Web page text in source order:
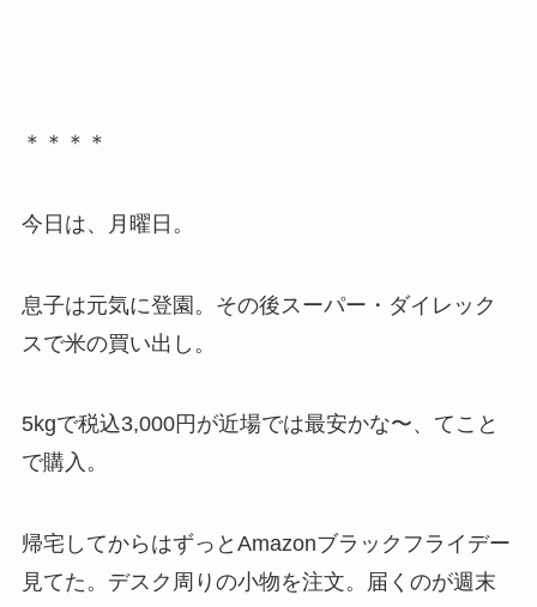
＊＊＊＊
今日は、月曜日。
息子は元気に登園。その後スーパー・ダイレック
スで米の買い出し。
5kgで税込3,000円が近場では最安かな〜、てこと
で購入。
帰宅してからはずっとAmazonブラックフライデー
見てた。デスク周りの小物を注文。届くのが週末